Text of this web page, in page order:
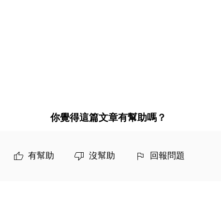
你覺得這篇文章有幫助嗎？
有幫助 沒幫助 回報問題